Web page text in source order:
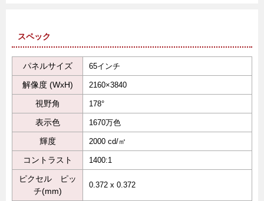
スペック
パネルサイズ 65インチ
解像度 (WxH) 2160×3840
視野角 178°
表示色 1670万色
輝度 2000 cd/㎡
コントラスト 1400:1
ピクセル ピッ
チ(mm)
0.372 x 0.372